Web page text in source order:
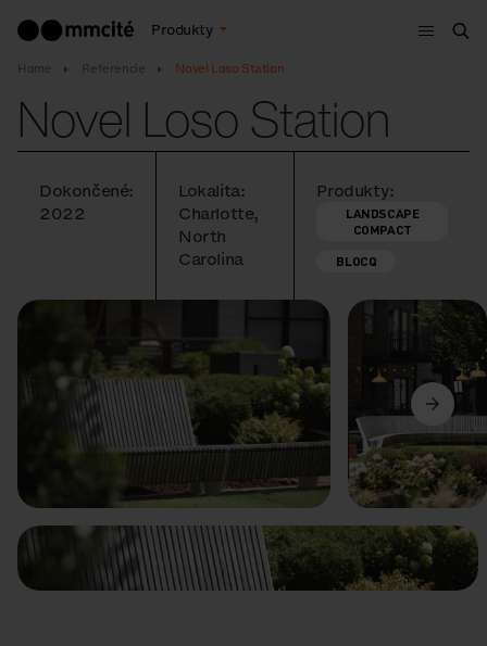
Produkty
Menu
Home Referencie Novel Loso Station
Novel Loso Station
Dokončené:
2022
Lokalita:
Charlotte,
North
Carolina
Produkty:
LANDSCAPE
COMPACT
BLOCQ
Predchádzajúci Ďalší